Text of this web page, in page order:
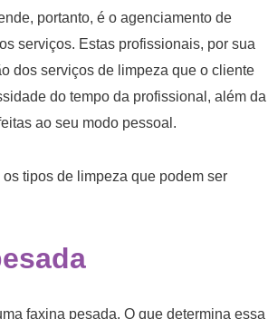
portanto, é o agenciamento de
serviços. Estas profissionais, por sua
dos serviços de limpeza que o cliente
do tempo da profissional, além da
ao seu modo pessoal.
tipos de limpeza que podem ser
faxina pesada. O que determina essa